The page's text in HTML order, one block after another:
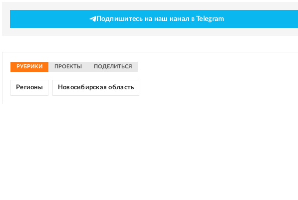
Подпишитесь на наш канал в Telegram
РУБРИКИ ПРОЕКТЫ ПОДЕЛИТЬСЯ
Регионы Новосибирская область